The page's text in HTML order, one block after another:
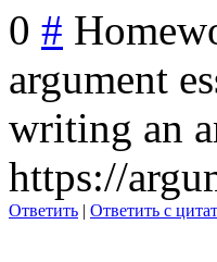
0 #
argument
writing an
https://
Ответить | Ответить с